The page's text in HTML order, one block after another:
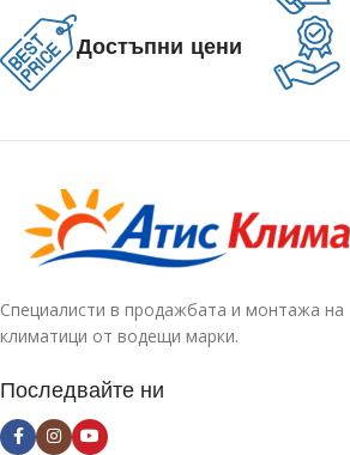
Достъпни цени
Специалисти в продажбата и монтажа на
климатици от водещи марки.
Последвайте ни